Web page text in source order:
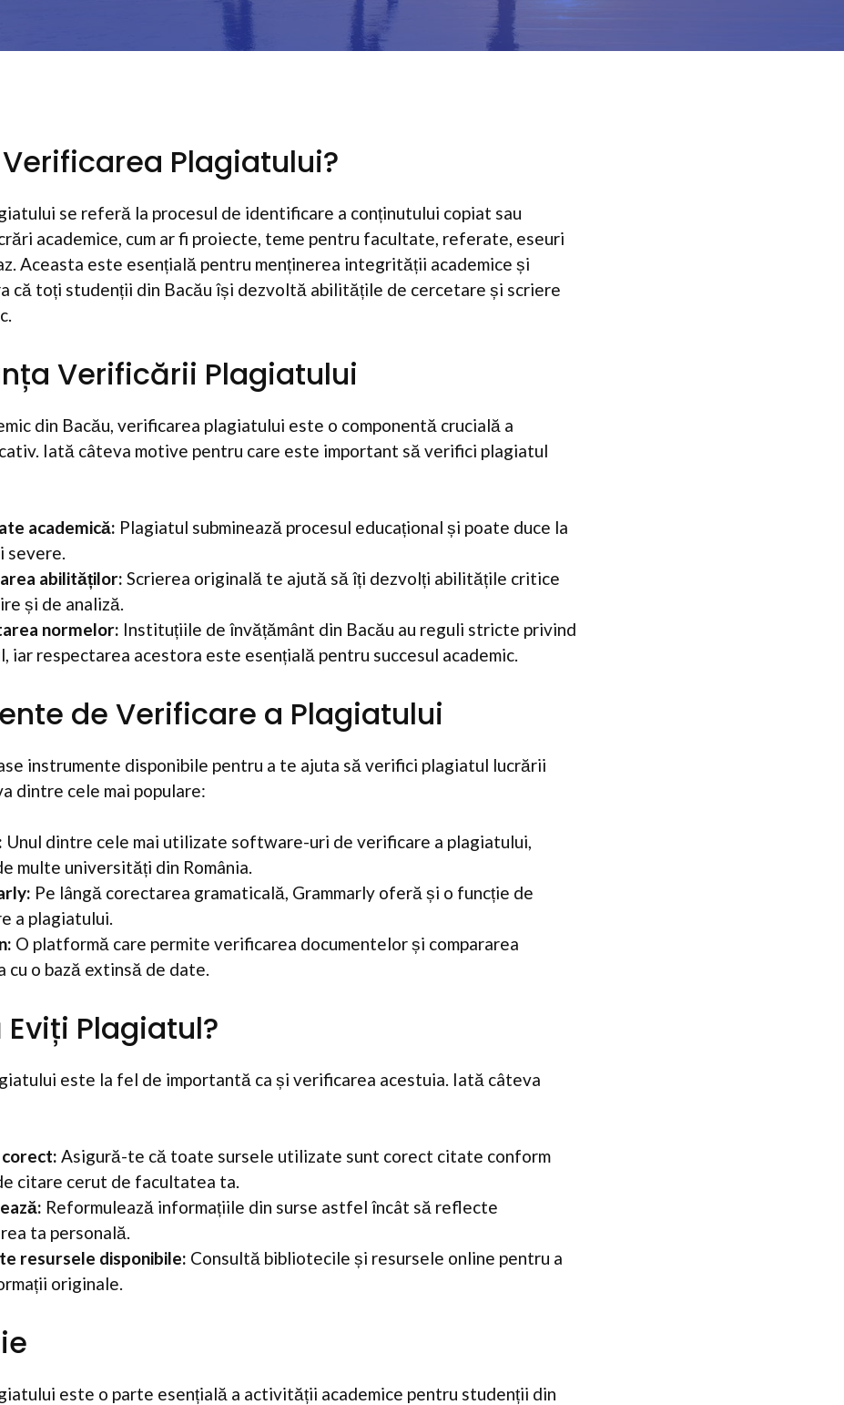
Plagiatului?
se referă la procesul de identificare a conținutului copiat sau
academice, cum ar fi proiecte, teme pentru facultate, referate, eseuri
Aceasta este esențială pentru menținerea integrității academice și
că toți studenții din Bacău își dezvoltă abilitățile de cercetare și scriere
Verificării Plagiatului
din Bacău, verificarea plagiatului este o componentă crucială a
Iată câteva motive pentru care este important să verifici plagiatul
academică: Plagiatul subminează procesul educațional și poate duce la
severe.
abilităților: Scrierea originală te ajută să îți dezvolți abilitățile critice
și de analiză.
normelor: Instituțiile de învățământ din Bacău au reguli stricte privind
iar respectarea acestora este esențială pentru succesul academic.
de Verificare a Plagiatului
instrumente disponibile pentru a te ajuta să verifici plagiatul lucrării
dintre cele mai populare:
Unul dintre cele mai utilizate software-uri de verificare a plagiatului,
multe universități din România.
Pe lângă corectarea gramaticală, Grammarly oferă și o funcție de
a plagiatului.
O platformă care permite verificarea documentelor și compararea
cu o bază extinsă de date.
Plagiatul?
este la fel de importantă ca și verificarea acestuia. Iată câteva
Asigură-te că toate sursele utilizate sunt corect citate conform
citare cerut de facultatea ta.
Reformulează informațiile din surse astfel încât să reflecte
ta personală.
resursele disponibile: Consultă bibliotecile și resursele online pentru a
originale.
este o parte esențială a activității academice pentru studenții din